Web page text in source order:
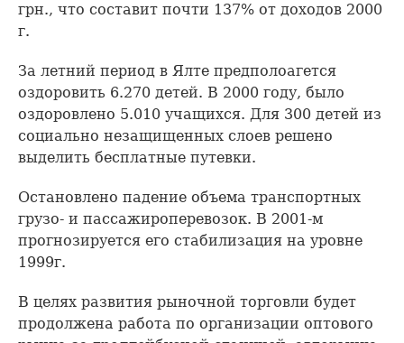
грн., что составит почти 137% от доходов 2000
г.
За летний период в Ялте предполоагется
оздоровить 6.270 детей. В 2000 году, было
оздоровлено 5.010 учащихся. Для 300 детей из
социально незащищенных слоев решено
выделить бесплатные путевки.
Остановлено падение объема транспортных
грузо- и пассажироперевозок. В 2001-м
прогнозируется его стабилизация на уровне
1999г.
В целях развития рыночной торговли будет
продолжена работа по организации оптового